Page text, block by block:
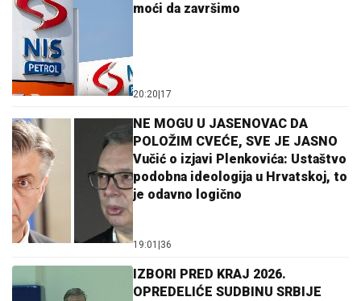
moći da završimo
20:20 17
NE MOGU U JASENOVAC DA
POLOŽIM CVEĆE, SVE JE JASNO
Vučić o izjavi Plenkovića: Ustaštvo
podobna ideologija u Hrvatskoj, to
je odavno logično
19:01 36
IZBORI PRED KRAJ 2026.
OPREDELIĆE SUDBINU SRBIJE